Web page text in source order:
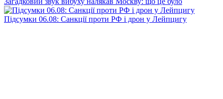
Підсумки 06.08: Санкції проти РФ і дрон у Лейпцигу